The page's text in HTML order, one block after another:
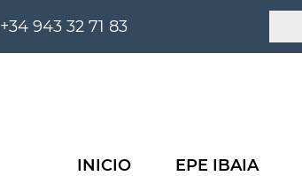
+34 943 32 71 83
INICIO EPE IBAIA